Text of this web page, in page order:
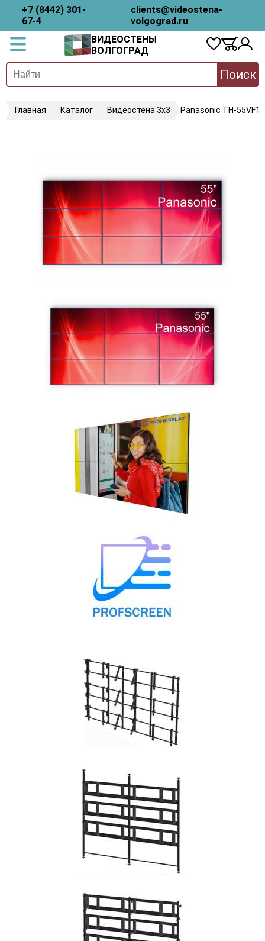
+7 (8442) 301-
67-4
clients@videostena-
volgograd.ru
ВИДЕОСТЕНЫ
ВОЛГОГРАД
Поиск
Главная Каталог Видеостена 3х3 Panasonic TH-